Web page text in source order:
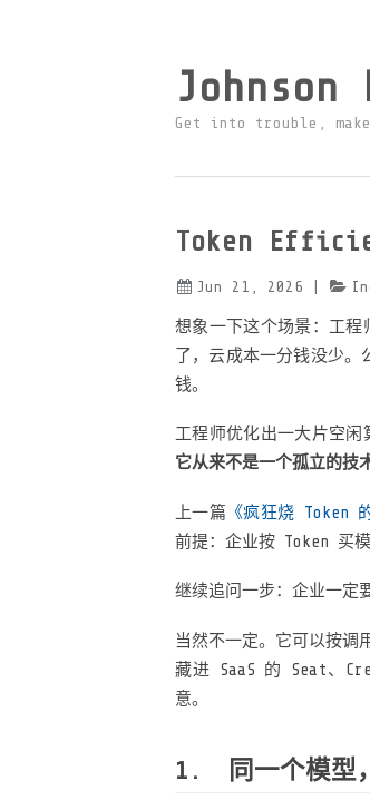
Johnson
Get into trouble,
Token
Jun 21, 2026 |
想象一下这个场景：工
了，云成本一分钱没少
钱。
工程师优化出一大片空
它从来不是一个孤立的技
上一篇 《疯狂烧 Token
前提：企业按 Token 买模
继续追问一步：企业一定
当然不一定。它可以按
藏进 SaaS 的 Seat、
意。
同一个模型